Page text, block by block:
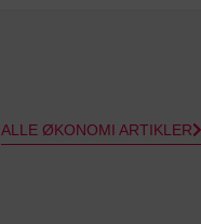
ALLE ØKONOMI ARTIKLER